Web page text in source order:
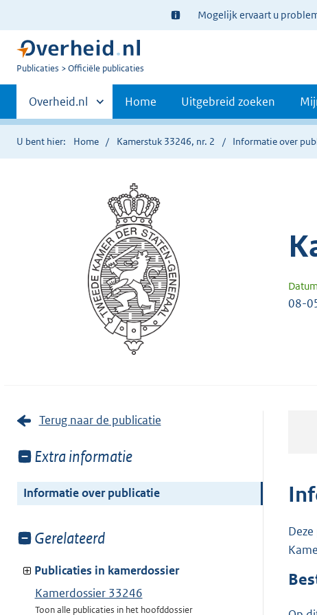
Ter
informatie:
Mogelijk ervaart u
U
Publicaties Officiële publicaties
Primaire
navigatie
Andere
sites
binnen
Overheid.nl Home Uitgebreid zoeken
U bent hier: Home Kamerstuk 33246, nr. 2 Informatie over
08-
Terug naar de publicatie
Toon
van:
Extra informatie
Informatie over publicatie
Toon
van:
Gerelateerd
Publicaties in kamerdossier
Kamerdossier 33246
Toon alle publicaties in het hoofddossier